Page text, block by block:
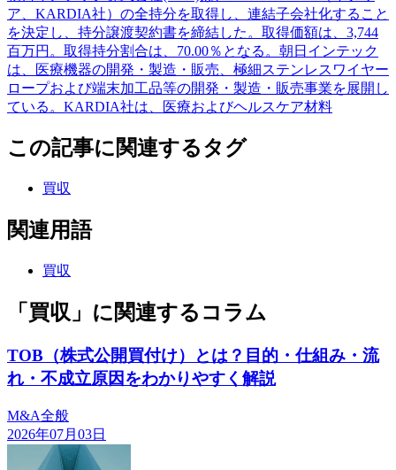
ア、KARDIA社）の全持分を取得し、連結子会社化すること
を決定し、持分譲渡契約書を締結した。取得価額は、3,744
百万円。取得持分割合は、70.00％となる。朝日インテック
は、医療機器の開発・製造・販売、極細ステンレスワイヤー
ロープおよび端末加工品等の開発・製造・販売事業を展開し
ている。KARDIA社は、医療およびヘルスケア材料
この記事に関連するタグ
買収
関連用語
買収
「買収」に関連するコラム
TOB（株式公開買付け）とは？目的・仕組み・流
れ・不成立原因をわかりやすく解説
M&A全般
2026年07月03日